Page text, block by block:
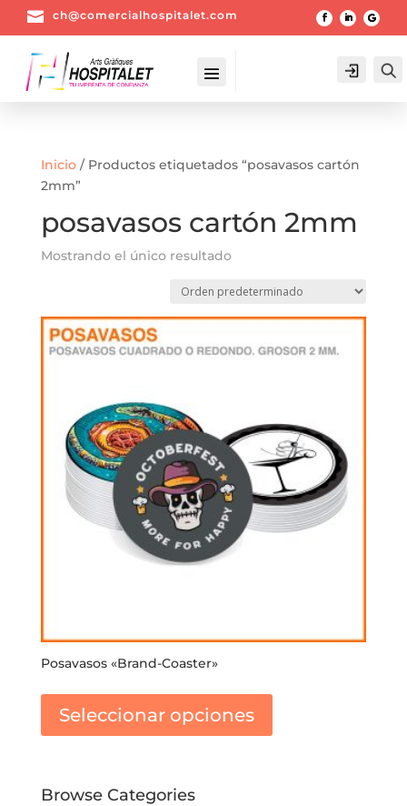
 ch@comercialhospitalet.com
Login
Inicio/ Productos etiquetados “posavasos cartón
2mm”
posavasos cartón 2mm
Mostrando el único resultado
Posavasos «Brand-Coaster»
Seleccionar opciones
Browse Categories